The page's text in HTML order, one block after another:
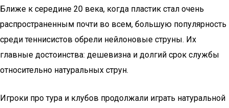
Ближе к середине 20 века, когда пластик стал очень
распространенным почти во всем, большую популярность
среди теннисистов обрели нейлоновые струны. Их
главные достоинства: дешевизна и долгий срок службы
относительно натуральных струн.
Игроки про тура и клубов продолжали играть натуральной